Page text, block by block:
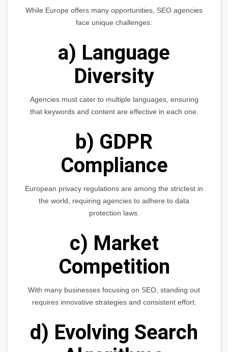
While Europe offers many opportunities, SEO agencies
face unique challenges:
a) Language
Diversity
Agencies must cater to multiple languages, ensuring
that keywords and content are effective in each one.
b) GDPR
Compliance
European privacy regulations are among the strictest in
the world, requiring agencies to adhere to data
protection laws.
c) Market
Competition
With many businesses focusing on SEO, standing out
requires innovative strategies and consistent effort.
d) Evolving Search